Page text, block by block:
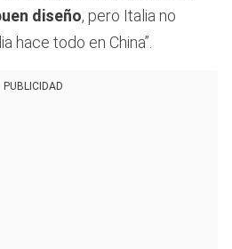
diseño, pero Italia no
hace todo en China”.
PUBLICIDAD